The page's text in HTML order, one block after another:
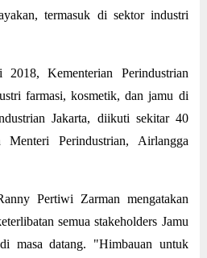
termasuk di sektor industri
Kementerian Perindustrian
farmasi, kosmetik, dan jamu di
Jakarta, diikuti sekitar 40
Menteri Perindustrian, Airlangga
Pertiwi Zarman mengatakan
semua stakeholders Jamu
masa datang. "Himbauan untuk